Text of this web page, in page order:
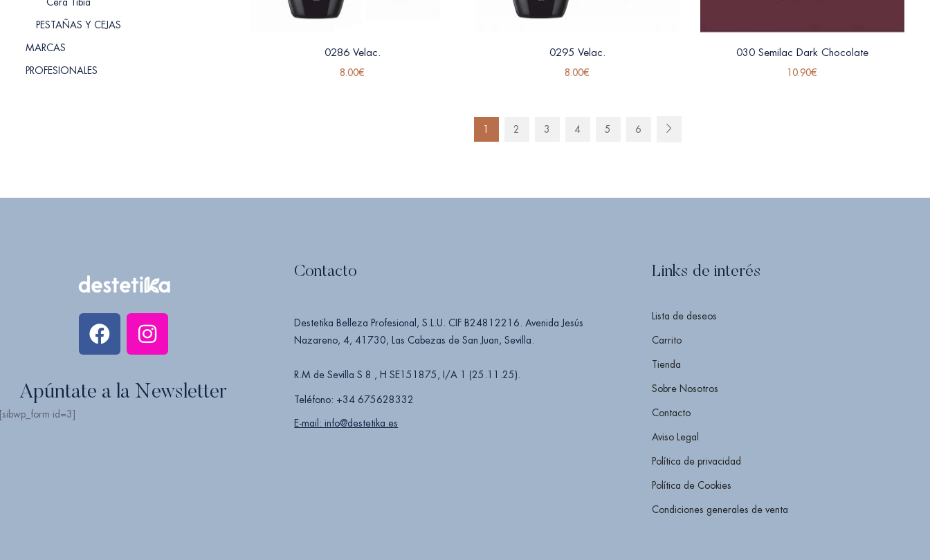
PESTAÑAS Y CEJAS
MARCAS
PROFESIONALES
0286 Velac.
8.00€
0295 Velac.
8.00€
030 Semilac Dark Chocolate
10.90€
1 2 3 4 5 6
Apúntate a la Newsletter
id=3]
Contacto
Destetika Belleza Profesional, S.L.U. CIF B24812216. Avenida Jesús
Nazareno, 4, 41730, Las Cabezas de San Juan, Sevilla.
R.M de Sevilla S 8 , H SE151875, I/A 1 (25.11.25).
Teléfono: +34 675628332
E-mail: info@destetika.es
Links de interés
Lista de deseos
Carrito
Tienda
Sobre Nosotros
Contacto
Aviso Legal
Política de privacidad
Política de Cookies
Condiciones generales de venta